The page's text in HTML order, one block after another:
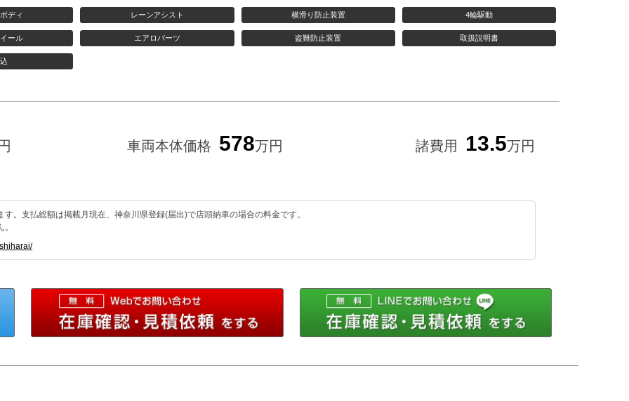
ディ レーンアシスト 横滑り防止装置 4輪駆動
ール エアロパーツ 盗難防止装置 取扱説明書
車両本体価格 578万円 諸費用 13.5万円
。支払総額は掲載月現在、神奈川県登録(届出)で店頭納車の場合の料金です。
0120-30-7915 メールで問い合わせ